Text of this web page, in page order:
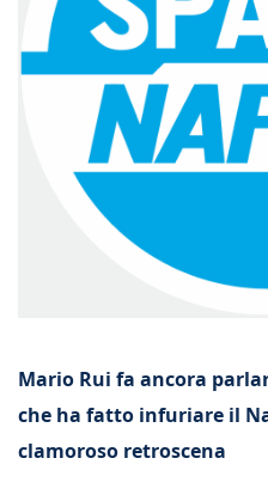
Mario Rui fa ancora
che ha fatto infuriare il
clamoroso retroscena